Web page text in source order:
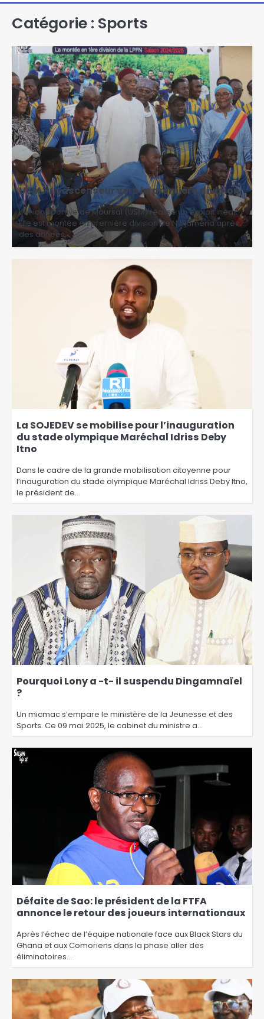
Catégorie : Sports
USM : un ascenseur vers la première division
L’union sportive de Moursal (USM) réalise un exploit inédit.
Elle est montée en première division de N’Djaména après
des années…
La SOJEDEV se mobilise pour l’inauguration
du stade olympique Maréchal Idriss Deby
Itno
Dans le cadre de la grande mobilisation citoyenne pour
l’inauguration du stade olympique Maréchal Idriss Deby Itno,
le président de…
Pourquoi Lony a -t- il suspendu Dingamnaïel
?
Un micmac s’empare le ministère de la Jeunesse et des
Sports. Ce 09 mai 2025, le cabinet du ministre a…
Défaite de Sao: le président de la FTFA
annonce le retour des joueurs internationaux
Après l’échec de l’équipe nationale face aux Black Stars du
Ghana et aux Comoriens dans la phase aller des
éliminatoires…